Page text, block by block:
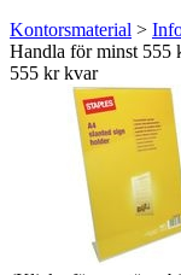
Kontorsmaterial >
Handla för minst 555
555 kr kvar